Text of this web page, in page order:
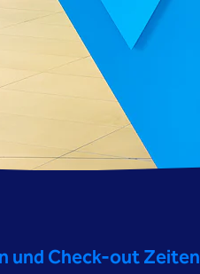
und Check-out Zeiten